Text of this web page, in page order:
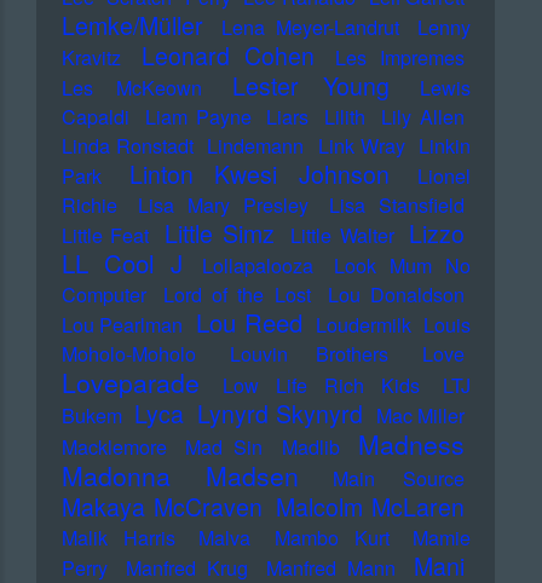
Lemke/Müller Lena Meyer-Landrut
Lenny
Kravitz
Leonard Cohen
Les Impremes
Les McKeown
Lester Young
Lewis
Capaldi
Liam Payne Liars Lilith
Lily Allen
Linda Ronstadt Lindemann Link Wray Linkin
Park
Linton Kwesi Johnson
Lionel
Richie
Lisa Mary Presley
Lisa Stansfield
Little Feat Little Simz Little Walter Lizzo
LL Cool J Lollapalooza
Look Mum No
Computer
Lord of the Lost
Lou Donaldson
Lou Pearlman Lou Reed Loudermilk Louis
Moholo-Moholo
Louvin Brothers Love
Loveparade Low Life Rich Kids
LTJ
Bukem Lyca Lynyrd Skynyrd Mac Miller
Macklemore
Mad Sin Madlib
Madness
Madonna
Madsen Main Source
Makaya McCraven Malcolm McLaren
Malik Harris Malva Mambo Kurt
Mamie
Perry
Manfred Krug Manfred Mann Mani